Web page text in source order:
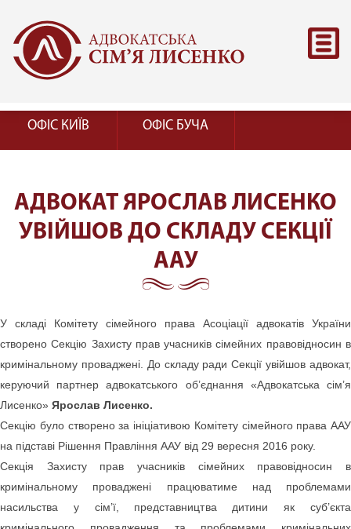
ОФІС КИЇВ ОФІС БУЧА
АДВОКАТ ЯРОСЛАВ ЛИСЕНКО
УВІЙШОВ ДО СКЛАДУ СЕКЦІЇ
ААУ
У складі Комітету сімейного права Асоціації адвокатів України
створено Секцію Захисту прав учасників сімейних правовідносин в
кримінальному проваджені. До складу ради Секції увійшов адвокат,
керуючий партнер адвокатського об’єднання «Адвокатська сім’я
Лисенко» Ярослав Лисенко.
Секцію було створено за ініціативою Комітету сімейного права ААУ
на підставі Рішення Правління ААУ від 29 вересня 2016 року.
Секція Захисту прав учасників сімейних правовідносин в
кримінальному проваджені працюватиме над проблемами
насильства у сім’ї, представництва дитини як суб’єкта